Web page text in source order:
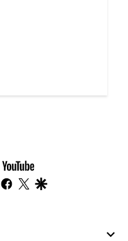
youtube-
footer
instagram
facebook
twitter